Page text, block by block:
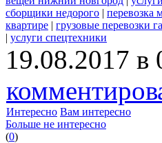
сборщики недорого | перевозка
квартире | грузовые перевозки
| услуги спецтехники
19.08.2017 в
Интересно Вам интересно
Больше не интересно
(0)